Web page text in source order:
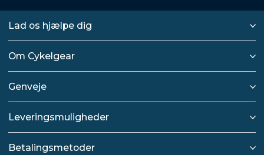
Lad os hjælpe dig
Om Cykelgear
Genveje
Leveringsmuligheder
Betalingsmetoder